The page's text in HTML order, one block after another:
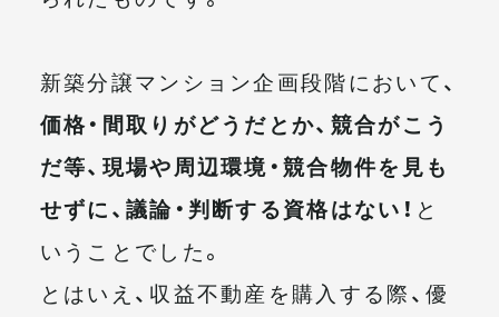
新築分譲マンション企画段階において、
価格・間取りがどうだとか、競合がこう
だ等、現場や周辺環境・競合物件を見も
せずに、議論・判断する資格はない！ と
いうことでした。
とはいえ、収益不動産を購入する際、優